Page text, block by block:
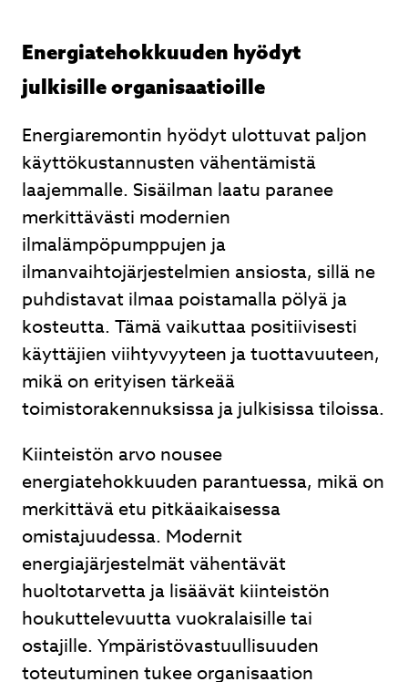
Energiatehokkuuden hyödyt
julkisille organisaatioille
Energiaremontin hyödyt ulottuvat paljon
käyttökustannusten vähentämistä
laajemmalle. Sisäilman laatu paranee
merkittävästi modernien
ilmalämpöpumppujen ja
ilmanvaihtojärjestelmien ansiosta, sillä ne
puhdistavat ilmaa poistamalla pölyä ja
kosteutta. Tämä vaikuttaa positiivisesti
käyttäjien viihtyvyyteen ja tuottavuuteen,
mikä on erityisen tärkeää
toimistorakennuksissa ja julkisissa tiloissa.
Kiinteistön arvo nousee
energiatehokkuuden parantuessa, mikä on
merkittävä etu pitkäaikaisessa
omistajuudessa. Modernit
energiajärjestelmät vähentävät
huoltotarvetta ja lisäävät kiinteistön
houkuttelevuutta vuokralaisille tai
ostajille. Ympäristövastuullisuuden
toteutuminen tukee organisaation